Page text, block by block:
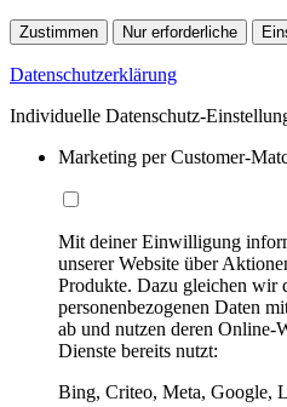
Zustimmen Nur erforderliche
Datenschutzerklärung
Individuelle Datenschutz-
Marketing per Customer-
Mit deiner Einwilligung
unserer Website über
Produkte. Dazu gleichen wir
personenbezogenen Daten
ab und nutzen deren Online-
Dienste bereits nutzt:
Bing, Criteo, Meta, Google,